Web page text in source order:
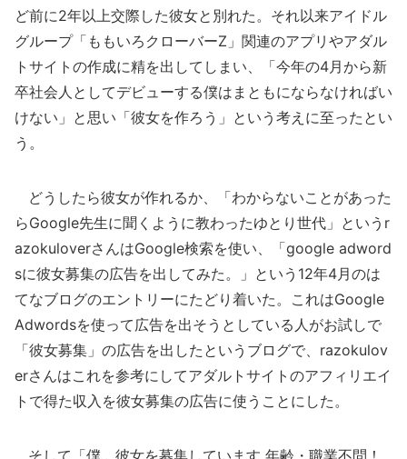
ど前に2年以上交際した彼女と別れた。それ以来アイドル
グループ「ももいろクローバーZ」関連のアプリやアダル
トサイトの作成に精を出してしまい、「今年の4月から新
卒社会人としてデビューする僕はまともにならなければい
けない」と思い「彼女を作ろう」という考えに至ったとい
う。
どうしたら彼女が作れるか、「わからないことがあった
らGoogle先生に聞くように教わったゆとり世代」というr
azokuloverさんはGoogle検索を使い、「google adword
sに彼女募集の広告を出してみた。」という12年4月のは
てなブログのエントリーにたどり着いた。これはGoogle
Adwordsを使って広告を出そうとしている人がお試しで
「彼女募集」の広告を出したというブログで、razokulov
erさんはこれを参考にしてアダルトサイトのアフィリエイ
トで得た収入を彼女募集の広告に使うことにした。
そして「僕、彼女を募集しています 年齢・職業不問！